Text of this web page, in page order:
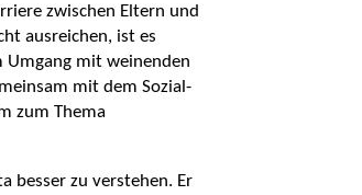
zwischen Eltern und
ausreichen, ist es
Umgang mit weinenden
mit dem Sozial-
zum Thema
besser zu verstehen. Er